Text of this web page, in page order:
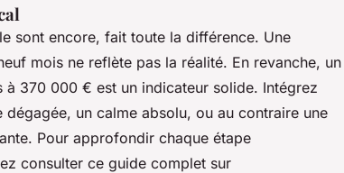
sont encore, fait toute la différence. Une
mois ne reflète pas la réalité. En revanche, un
370 000 € est un indicateur solide. Intégrez
un calme absolu, ou au contraire une
Pour approfondir chaque étape
consulter ce guide complet sur